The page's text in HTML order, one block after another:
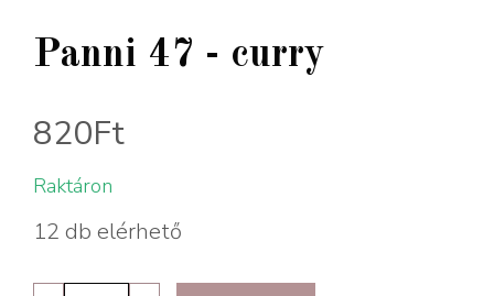
Panni 47 - curry
820Ft
Raktáron
12 db elérhető